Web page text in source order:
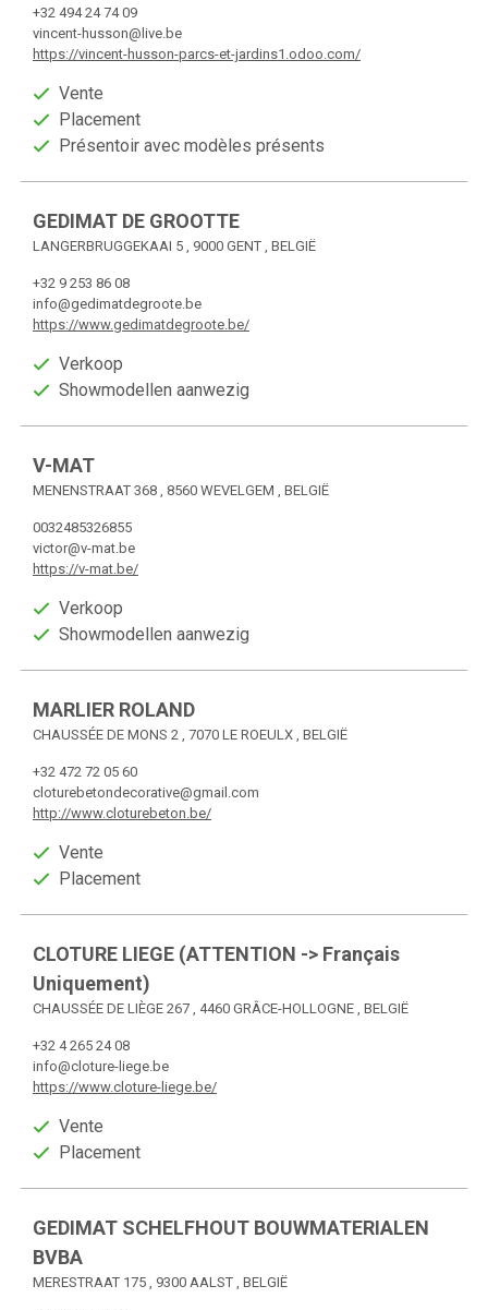
+32 494 24 74 09
vincent-husson@live.be
https://vincent-husson-parcs-et-jardins1.odoo.com/
Vente
Placement
Présentoir avec modèles présents
GEDIMAT DE GROOTTE
LANGERBRUGGEKAAI 5 , 9000 GENT , BELGIË
+32 9 253 86 08
info@gedimatdegroote.be
https://www.gedimatdegroote.be/
Verkoop
Showmodellen aanwezig
V-MAT
MENENSTRAAT 368 , 8560 WEVELGEM , BELGIË
0032485326855
victor@v-mat.be
https://v-mat.be/
Verkoop
Showmodellen aanwezig
MARLIER ROLAND
CHAUSSÉE DE MONS 2 , 7070 LE ROEULX , BELGIË
+32 472 72 05 60
cloturebetondecorative@gmail.com
http://www.cloturebeton.be/
Vente
Placement
CLOTURE LIEGE (ATTENTION -> Français
Uniquement)
CHAUSSÉE DE LIÈGE 267 , 4460 GRÂCE-HOLLOGNE , BELGIË
+32 4 265 24 08
info@cloture-liege.be
https://www.cloture-liege.be/
Vente
Placement
GEDIMAT SCHELFHOUT BOUWMATERIALEN
BVBA
MERESTRAAT 175 , 9300 AALST , BELGIË